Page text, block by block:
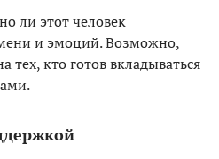
ли этот человек
и эмоций. Возможно,
тех, кто готов вкладываться